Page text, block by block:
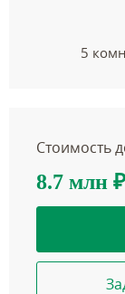
5
Стоимость
8.7 млн ₽